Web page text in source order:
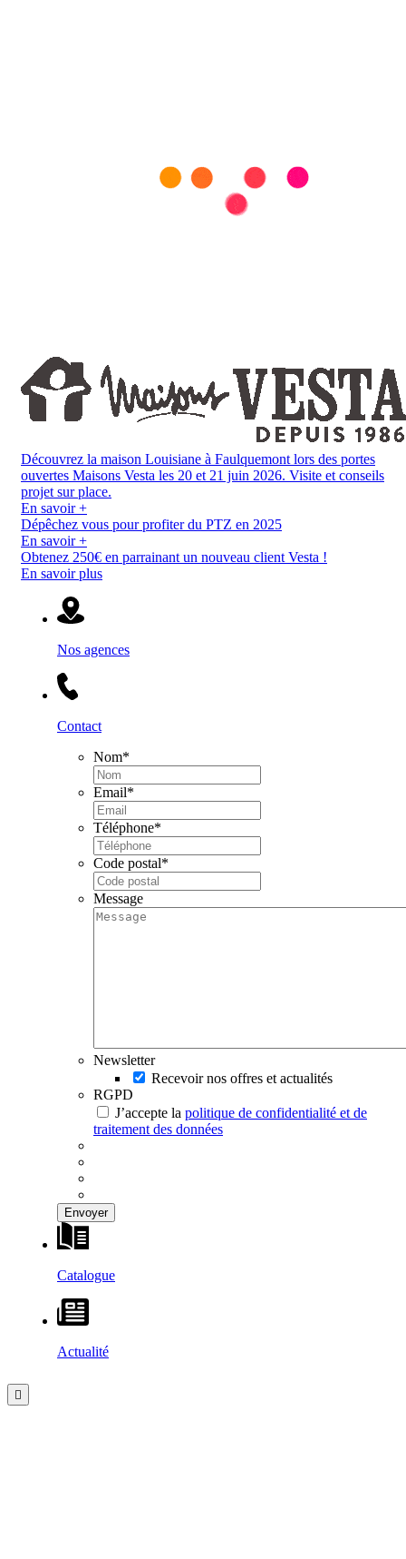
Découvrez la maison Louisiane à Faulquemont lors des portes
ouvertes Maisons Vesta les 20 et 21 juin 2026. Visite et conseils
projet sur place.
En savoir +
Dépêchez vous pour profiter du PTZ en 2025
En savoir +
Obtenez 250€ en parrainant un nouveau client Vesta !
En savoir plus
Nos agences
Contact
Nom*
Email*
Téléphone*
Code postal*
Message
Newsletter
Recevoir nos offres et actualités
RGPD
J’accepte la politique de confidentialité et de
traitement des données
Catalogue
Actualité